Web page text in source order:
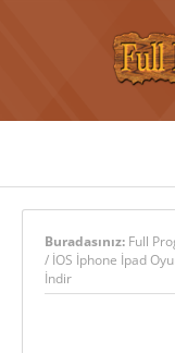
Buradasınız: Full
/ İOS İphone İpad
İndir